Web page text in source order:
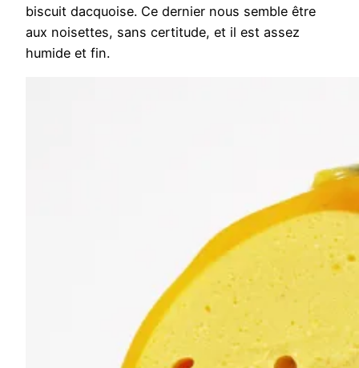
biscuit dacquoise. Ce dernier nous semble être
aux noisettes, sans certitude, et il est assez
humide et fin.